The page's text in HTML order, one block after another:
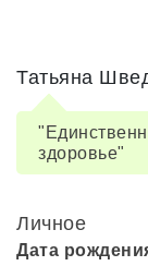
Татьяна
здоровье"
Личное
Дата